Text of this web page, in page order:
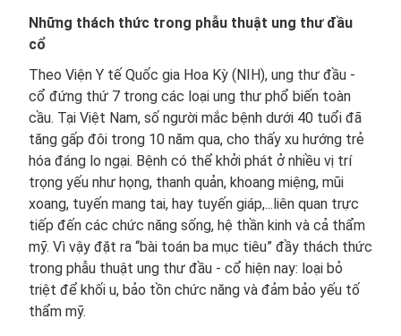
Những thách thức trong phẫu thuật ung thư đầu
cổ
Theo Viện Y tế Quốc gia Hoa Kỳ (NIH), ung thư đầu -
cổ đứng thứ 7 trong các loại ung thư phổ biến toàn
cầu. Tại Việt Nam, số người mắc bệnh dưới 40 tuổi đã
tăng gấp đôi trong 10 năm qua, cho thấy xu hướng trẻ
hóa đáng lo ngại. Bệnh có thể khởi phát ở nhiều vị trí
trọng yếu như họng, thanh quản, khoang miệng, mũi
xoang, tuyến mang tai, hay tuyến giáp,...liên quan trực
tiếp đến các chức năng sống, hệ thần kinh và cả thẩm
mỹ. Vì vậy đặt ra “bài toán ba mục tiêu” đầy thách thức
trong phẫu thuật ung thư đầu - cổ hiện nay: loại bỏ
triệt để khối u, bảo tồn chức năng và đảm bảo yếu tố
thẩm mỹ.